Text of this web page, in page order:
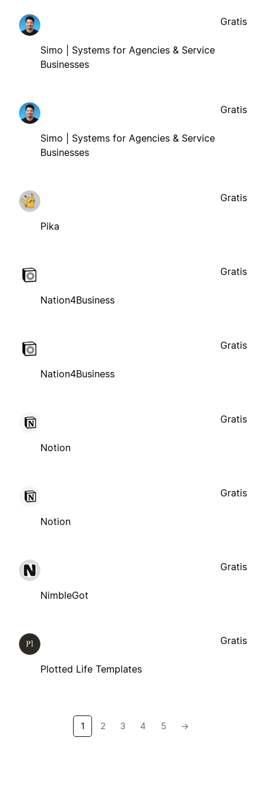
Simo | Systems for Agencies & Service
Businesses
Gratis
Simo | Systems for Agencies & Service
Businesses
Gratis
Pika
Gratis
Nation4Business
Gratis
Nation4Business
Gratis
Notion
Gratis
Notion
Gratis
NimbleGot
Gratis
Plotted Life Templates
Gratis
1 2 3 4 5 →